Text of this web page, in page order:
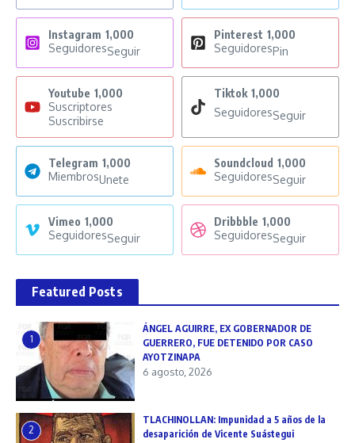
Instagram 1,000
SeguidoresSeguir
Pinterest 1,000
SeguidoresPin
Youtube 1,000
Suscriptores
Suscribirse
Tiktok 1,000
SeguidoresSeguir
Telegram 1,000
MiembrosUnete
Soundcloud 1,000
SeguidoresSeguir
Vimeo 1,000
SeguidoresSeguir
Dribbble 1,000
SeguidoresSeguir
Featured Posts
1
ÁNGEL AGUIRRE, EX GOBERNADOR DE
GUERRERO, FUE DETENIDO POR CASO
AYOTZINAPA
6 agosto, 2026
2
TLACHINOLLAN: Impunidad a 5 años de la
desaparición de Vicente Suástegui